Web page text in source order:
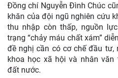
Đồng chí Nguyễn Đình Chúc
khăn của đội ngũ nghiên cứu
thu nhập còn thấp, nguồn
trạng “chảy máu chất xám”
đề nghị cần có cơ chế đầu tư,
khoa học xã hội và nhân văn
đất nước.